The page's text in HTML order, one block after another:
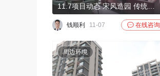
钱顺利 11-07  在线咨询
周边环境